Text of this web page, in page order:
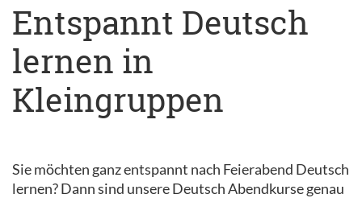
Entspannt Deutsch
lernen in
Kleingruppen
Sie möchten ganz entspannt nach Feierabend Deutsch
lernen? Dann sind unsere Deutsch Abendkurse genau